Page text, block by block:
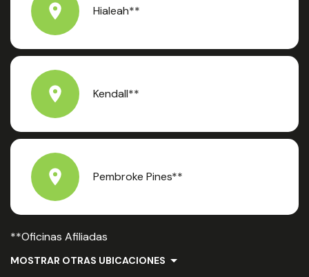
Hialeah**
Kendall**
Pembroke Pines**
**Oficinas Afiliadas
MOSTRAR OTRAS UBICACIONES